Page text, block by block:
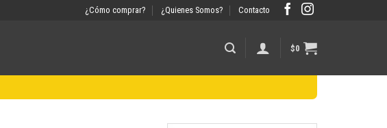
¿Cómo comprar? ¿Quienes Somos? Contacto
$0